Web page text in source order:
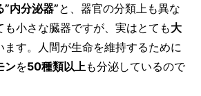
内分泌器”と、器官の分類上も異な
も小さな臓器ですが、実はとても大
ます。人間が生命を維持するために
ンを50種類以上 も分泌しているので